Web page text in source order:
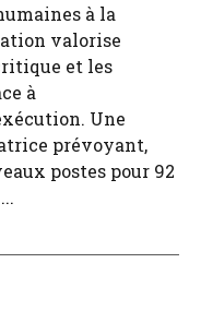
à la
valorise
et les
à
Une
prévoyant,
postes pour 92